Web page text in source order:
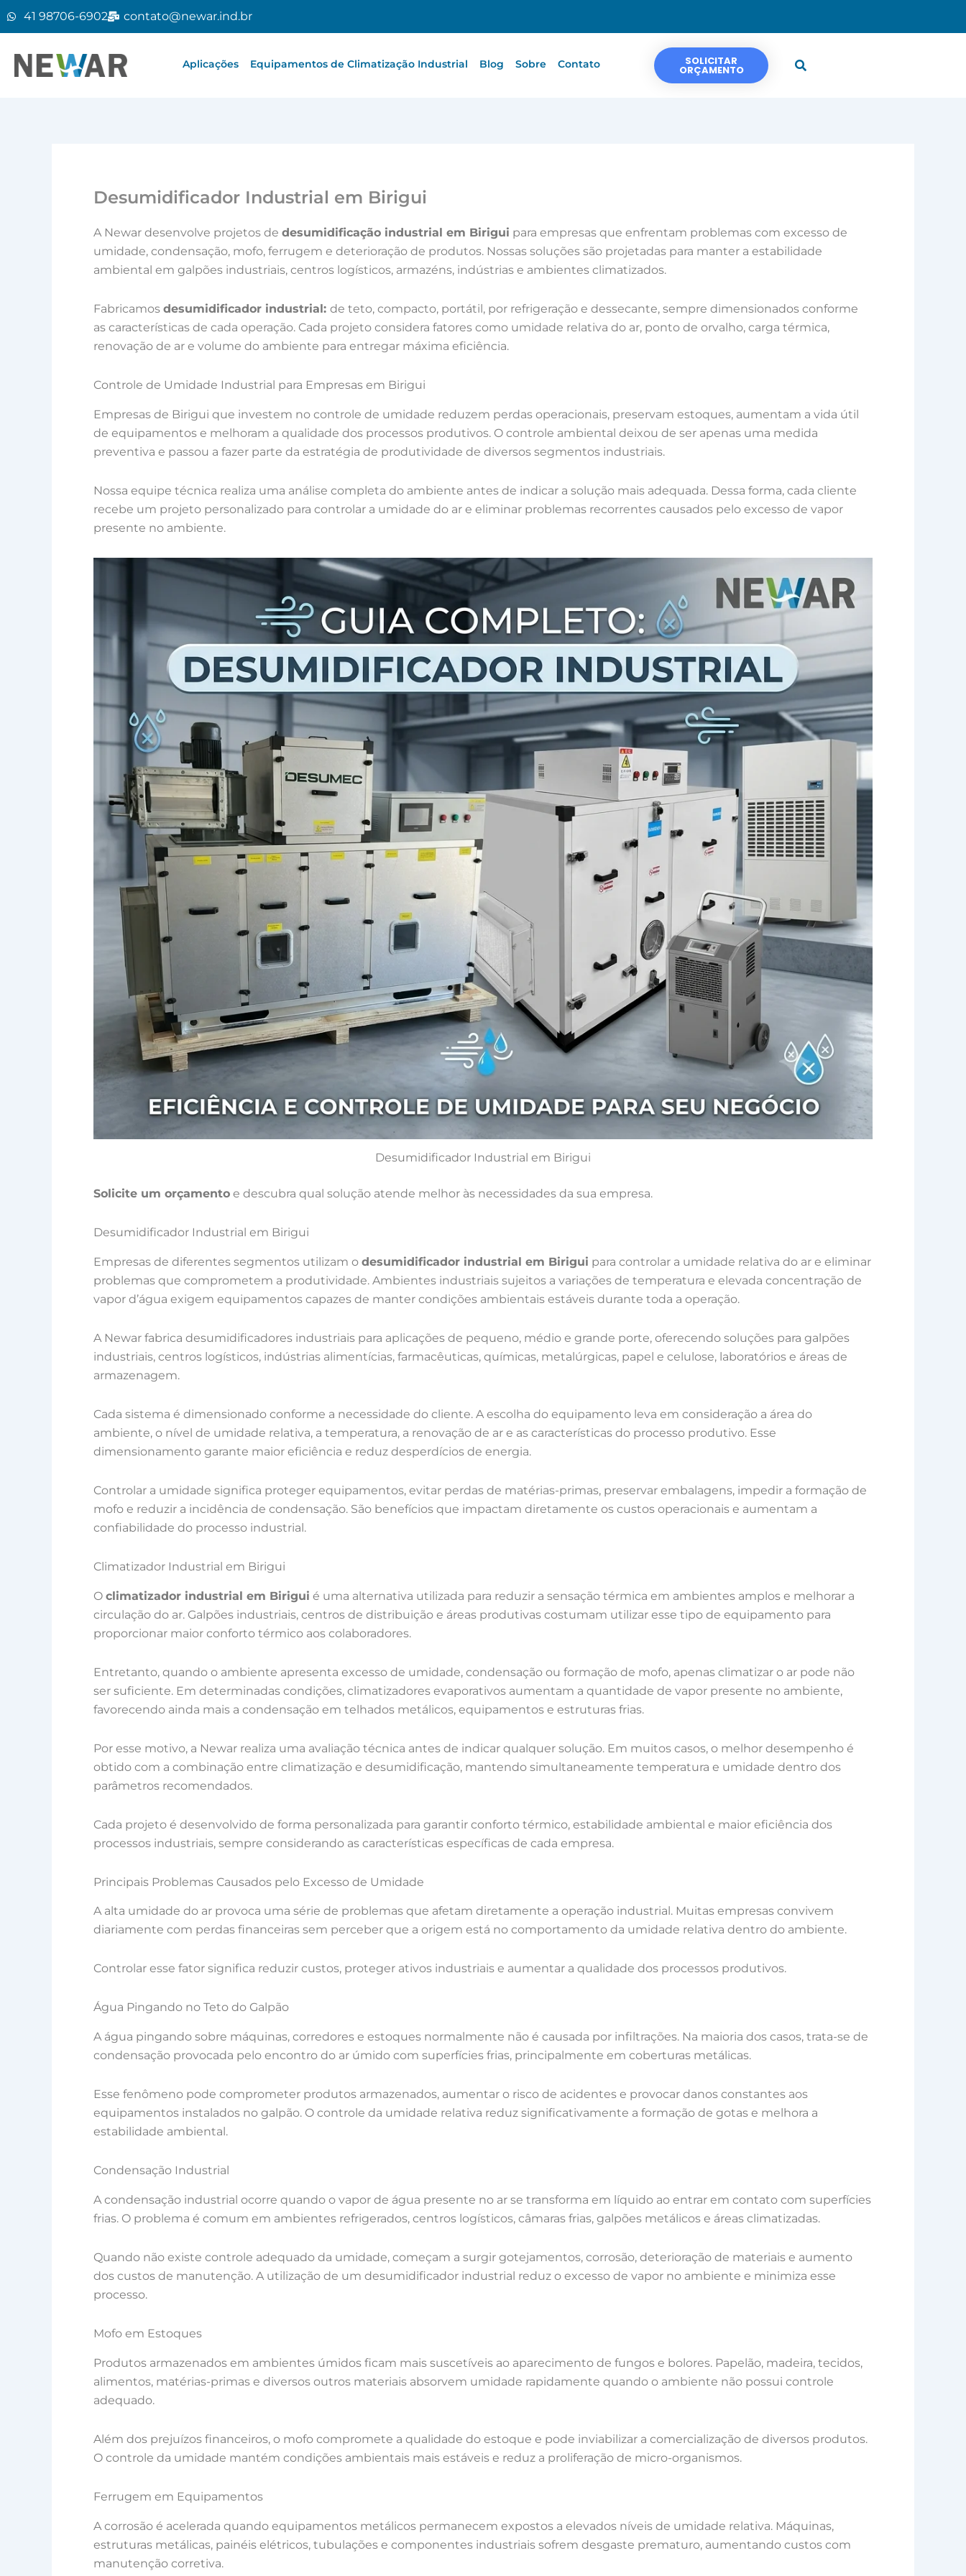
conteúdo
41 98706-6902 contato@newar.ind.br
Aplicações Equipamentos de Climatização Industrial Blog Sobre Contato SOLICITAR
ORÇAMENTO
Desumidificador Industrial em Birigui
A Newar desenvolve projetos de desumidificação industrial em Birigui para empresas que enfrentam problemas com excesso de
umidade, condensação, mofo, ferrugem e deterioração de produtos. Nossas soluções são projetadas para manter a estabilidade
ambiental em galpões industriais, centros logísticos, armazéns, indústrias e ambientes climatizados.
Fabricamos desumidificador industrial: de teto, compacto, portátil, por refrigeração e dessecante, sempre dimensionados conforme
as características de cada operação. Cada projeto considera fatores como umidade relativa do ar, ponto de orvalho, carga térmica,
renovação de ar e volume do ambiente para entregar máxima eficiência.
Controle de Umidade Industrial para Empresas em Birigui
Empresas de Birigui que investem no controle de umidade reduzem perdas operacionais, preservam estoques, aumentam a vida útil
de equipamentos e melhoram a qualidade dos processos produtivos. O controle ambiental deixou de ser apenas uma medida
preventiva e passou a fazer parte da estratégia de produtividade de diversos segmentos industriais.
Nossa equipe técnica realiza uma análise completa do ambiente antes de indicar a solução mais adequada. Dessa forma, cada cliente
recebe um projeto personalizado para controlar a umidade do ar e eliminar problemas recorrentes causados pelo excesso de vapor
presente no ambiente.
Desumidificador Industrial em Birigui
Solicite um orçamento e descubra qual solução atende melhor às necessidades da sua empresa.
Desumidificador Industrial em Birigui
Empresas de diferentes segmentos utilizam o desumidificador industrial em Birigui para controlar a umidade relativa do ar e eliminar
problemas que comprometem a produtividade. Ambientes industriais sujeitos a variações de temperatura e elevada concentração de
vapor d’água exigem equipamentos capazes de manter condições ambientais estáveis durante toda a operação.
A Newar fabrica desumidificadores industriais para aplicações de pequeno, médio e grande porte, oferecendo soluções para galpões
industriais, centros logísticos, indústrias alimentícias, farmacêuticas, químicas, metalúrgicas, papel e celulose, laboratórios e áreas de
armazenagem.
Cada sistema é dimensionado conforme a necessidade do cliente. A escolha do equipamento leva em consideração a área do
ambiente, o nível de umidade relativa, a temperatura, a renovação de ar e as características do processo produtivo. Esse
dimensionamento garante maior eficiência e reduz desperdícios de energia.
Controlar a umidade significa proteger equipamentos, evitar perdas de matérias-primas, preservar embalagens, impedir a formação de
mofo e reduzir a incidência de condensação. São benefícios que impactam diretamente os custos operacionais e aumentam a
confiabilidade do processo industrial.
Climatizador Industrial em Birigui
O climatizador industrial em Birigui é uma alternativa utilizada para reduzir a sensação térmica em ambientes amplos e melhorar a
circulação do ar. Galpões industriais, centros de distribuição e áreas produtivas costumam utilizar esse tipo de equipamento para
proporcionar maior conforto térmico aos colaboradores.
Entretanto, quando o ambiente apresenta excesso de umidade, condensação ou formação de mofo, apenas climatizar o ar pode não
ser suficiente. Em determinadas condições, climatizadores evaporativos aumentam a quantidade de vapor presente no ambiente,
favorecendo ainda mais a condensação em telhados metálicos, equipamentos e estruturas frias.
Por esse motivo, a Newar realiza uma avaliação técnica antes de indicar qualquer solução. Em muitos casos, o melhor desempenho é
obtido com a combinação entre climatização e desumidificação, mantendo simultaneamente temperatura e umidade dentro dos
parâmetros recomendados.
Cada projeto é desenvolvido de forma personalizada para garantir conforto térmico, estabilidade ambiental e maior eficiência dos
processos industriais, sempre considerando as características específicas de cada empresa.
Principais Problemas Causados pelo Excesso de Umidade
A alta umidade do ar provoca uma série de problemas que afetam diretamente a operação industrial. Muitas empresas convivem
diariamente com perdas financeiras sem perceber que a origem está no comportamento da umidade relativa dentro do ambiente.
Controlar esse fator significa reduzir custos, proteger ativos industriais e aumentar a qualidade dos processos produtivos.
Água Pingando no Teto do Galpão
A água pingando sobre máquinas, corredores e estoques normalmente não é causada por infiltrações. Na maioria dos casos, trata-se de
condensação provocada pelo encontro do ar úmido com superfícies frias, principalmente em coberturas metálicas.
Esse fenômeno pode comprometer produtos armazenados, aumentar o risco de acidentes e provocar danos constantes aos
equipamentos instalados no galpão. O controle da umidade relativa reduz significativamente a formação de gotas e melhora a
estabilidade ambiental.
Condensação Industrial
A condensação industrial ocorre quando o vapor de água presente no ar se transforma em líquido ao entrar em contato com superfícies
frias. O problema é comum em ambientes refrigerados, centros logísticos, câmaras frias, galpões metálicos e áreas climatizadas.
Quando não existe controle adequado da umidade, começam a surgir gotejamentos, corrosão, deterioração de materiais e aumento
dos custos de manutenção. A utilização de um desumidificador industrial reduz o excesso de vapor no ambiente e minimiza esse
processo.
Mofo em Estoques
Produtos armazenados em ambientes úmidos ficam mais suscetíveis ao aparecimento de fungos e bolores. Papelão, madeira, tecidos,
alimentos, matérias-primas e diversos outros materiais absorvem umidade rapidamente quando o ambiente não possui controle
adequado.
Além dos prejuízos financeiros, o mofo compromete a qualidade do estoque e pode inviabilizar a comercialização de diversos produtos.
O controle da umidade mantém condições ambientais mais estáveis e reduz a proliferação de micro-organismos.
Ferrugem em Equipamentos
A corrosão é acelerada quando equipamentos metálicos permanecem expostos a elevados níveis de umidade relativa. Máquinas,
estruturas metálicas, painéis elétricos, tubulações e componentes industriais sofrem desgaste prematuro, aumentando custos com
manutenção corretiva.